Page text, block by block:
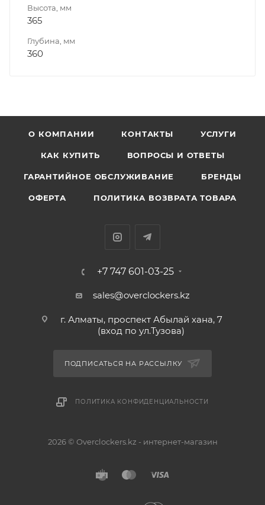
Высота, мм
365
Глубина, мм
360
О КОМПАНИИ КОНТАКТЫ УСЛУГИ
КАК КУПИТЬ ВОПРОСЫ И ОТВЕТЫ
ГАРАНТИЙНОЕ ОБСЛУЖИВАНИЕ БРЕНДЫ
ОФЕРТА ПОЛИТИКА ВОЗВРАТА ТОВАРА
+7 747 601-03-25
sales@overclockers.kz
г. Алматы, проспект Абылай хана, 7
(вход по ул.Тузова)
ПОДПИСАТЬСЯ НА РАССЫЛКУ
ПОЛИТИКА КОНФИДЕНЦИАЛЬНОСТИ
2026 © Overclockers.kz - интернет-магазин